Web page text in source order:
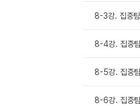
8-3강. 집중
8-4강. 집중
8-5강. 집중
8-6강. 집중